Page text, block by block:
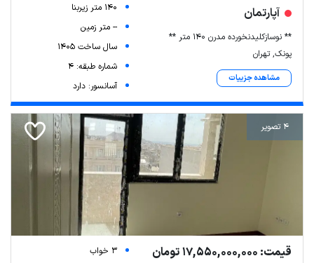
آپارتمان
** نوسازکلیدنخورده مدرن 140 متر **
پونک, تهران
مشاهده جزییات
140 متر زیربنا
-- متر زمین
سال ساخت 1405
شماره طبقه: 4
آسانسور: دارد
4 تصویر
قیمت: 17,550,000,000 تومان
3 خواب